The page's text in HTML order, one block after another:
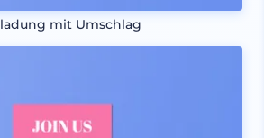
mit Umschlag